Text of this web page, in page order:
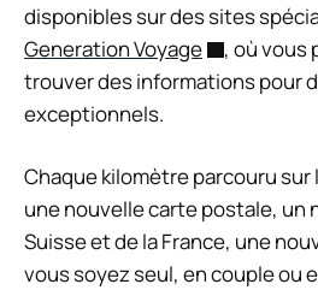
disponibles sur des sites
Generation Voyage
, où vous
trouver des informations pour
exceptionnels.
Chaque kilomètre parcouru sur
une nouvelle carte postale, un
Suisse et de la France, une
vous soyez seul, en couple ou